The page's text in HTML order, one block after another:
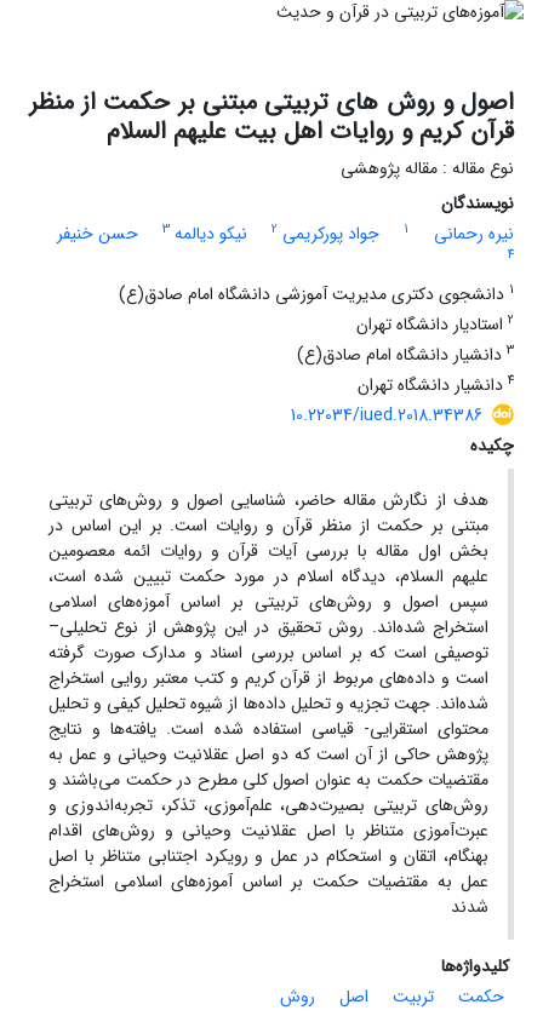
اصول و روش های تربیتی مبتنی بر حکمت از منظر
قرآن کریم و روایات اهل بیت علیهم السلام
نوع مقاله : مقاله پژوهشی
نویسندگان
نیره رحمانی
1 جواد پورکریمی 2 نیکو دیالمه 3 حسن خنیفر
4
1 دانشجوی دکتری مدیریت آموزشی دانشگاه امام صادق(ع)
2 استادیار دانشگاه تهران
3 دانشیار دانشگاه امام صادق(ع)
4 دانشیار دانشگاه تهران
10.22034/iued.2018.34386
چکیده
هدف از نگارش مقاله حاضر، شناسایی اصول و روش‌های تربیتی
مبتنی بر حکمت از منظر قرآن و روایات است. بر این اساس در
بخش اول مقاله با بررسی آیات قرآن و روایات ائمه معصومین
علیهم السلام، دیدگاه اسلام در مورد حکمت تبیین شده است،
سپس اصول و روش‌های تربیتی بر اساس آموزه‌های اسلامی
استخراج شده‌اند. روش تحقیق در این پژوهش از نوع تحلیلی–
توصیفی است که بر اساس بررسی اسناد و مدارک صورت گرفته
است و داده‌های مربوط از قرآن کریم و کتب معتبر روایی استخراج
شده‌اند. جهت تجزیه و تحلیل داده‌ها از شیوه تحلیل کیفی و تحلیل
محتوای استقرایی- قیاسی استفاده شده است. یافته‌ها و نتایج
پژوهش حاکی از آن است که دو اصل عقلانیت وحیانی و عمل به
مقتضیات حکمت به عنوان اصول کلی مطرح در حکمت می‌باشند و
روش‌های تربیتی بصیرت‌دهی، علم‌آموزی، تذکر، تجربه‌اندوزی و
عبرت‌آموزی متناظر با اصل عقلانیت وحیانی و روش‌های اقدام
بهنگام، اتقان و استحکام در عمل و رویکرد اجتنابی متناظر با اصل
عمل به مقتضیات حکمت بر اساس آموزه‌های اسلامی استخراج
شدند
کلیدواژه‌ها
حکمت
تربیت اصل روش